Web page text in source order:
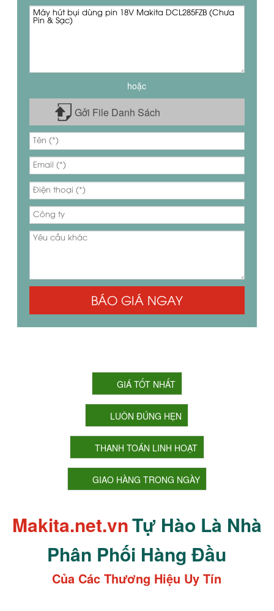
hoặc
Gởi File Danh Sách
BÁO GIÁ NGAY
GIÁ TỐT NHẤT
LUÔN ĐÚNG HẸN
THANH TOÁN LINH HOẠT
GIAO HÀNG TRONG NGÀY
Makita.net.vnTự Hào Là Nhà
Phân Phối Hàng Đầu
Của Các Thương Hiệu Uy Tín